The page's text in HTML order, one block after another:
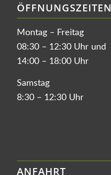
ÖFFNUNGSZEITEN
Montag – Freitag
08:30 – 12:30 Uhr und
14:00 – 18:00 Uhr
Samstag
8:30 – 12:30 Uhr
ANFAHRT